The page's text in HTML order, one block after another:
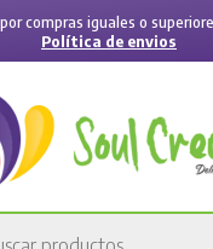
compras iguales o
Política de envios